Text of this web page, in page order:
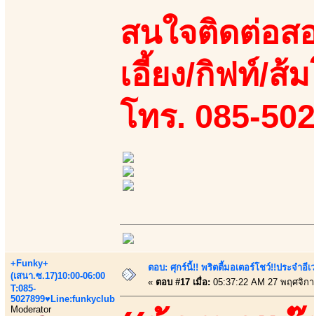
สนใจติดต่อส
เอี้ยง/กิฟท์/ส้
โทร. 085-
+Funky+
(เสนา.ซ.17)10:00-06:00
T:085-
5027899♥Line:funkyclub
Moderator
ตอบ: ศุกร์นี้!! พริตตี้มอเตอร์โชว์!!ประจำอี
« ตอบ #17 เมื่อ: 05:37:22 AM 27 พฤศจิก